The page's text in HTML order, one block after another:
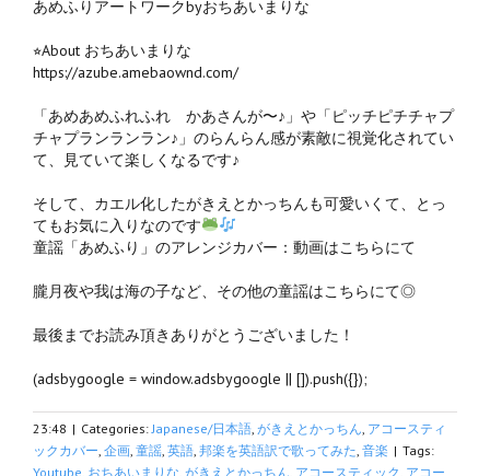
あめふりアートワークbyおちあいまりな
⭐︎About おちあいまりな
https://azube.amebaownd.com/
「あめあめふれふれ かあさんが〜♪」や「ピッチピチチャプ
チャプランランラン♪」のらんらん感が素敵に視覚化されてい
て、見ていて楽しくなるです♪
そして、カエル化したがきえとかっちんも可愛いくて、とっ
てもお気に入りなのです
童謡「あめふり」のアレンジカバー：動画はこちらにて
朧月夜や我は海の子など、その他の童謡はこちらにて◎
最後までお読み頂きありがとうございました！
(adsbygoogle = window.adsbygoogle || []).push({});
23:48 | Categories:Japanese/日本語, がきえとかっちん, アコースティ
ックカバー, 企画, 童謡, 英語, 邦楽を英語訳で歌ってみた, 音楽 | Tags:
Youtube, おちあいまりな, がきえとかっちん, アコースティック, アコー